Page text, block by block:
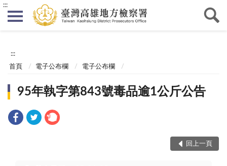
:::
:::
首頁 電子公布欄 電子公布欄
95年執字第843號毒品逾1公斤公告
回上一頁